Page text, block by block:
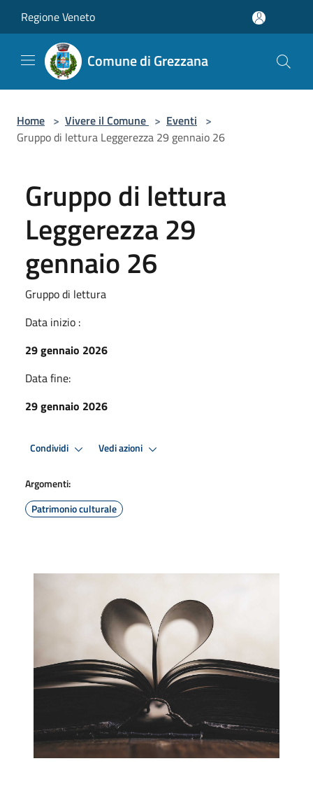
Regione Veneto
Comune di Grezzana
Home > Vivere il Comune > Eventi >
Gruppo di lettura Leggerezza 29 gennaio 26
Gruppo di lettura
Leggerezza 29
gennaio 26
Gruppo di lettura
Data inizio :
29 gennaio 2026
Data fine:
29 gennaio 2026
Condividi Vedi azioni
Argomenti:
Patrimonio culturale